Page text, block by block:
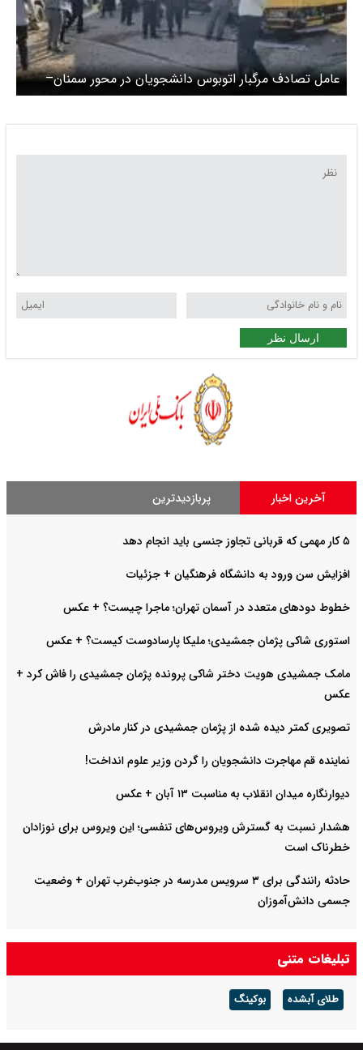
عامل تصادف مرگبار اتوبوس دانشجویان در محور سمنان–
سرخه مشخص شد
ارسال نظر
آخرین اخبار پربازدیدترین
۵ کار مهمی که قربانی تجاوز جنسی باید انجام دهد
افزایش سن ورود به دانشگاه فرهنگیان + جزئیات
خطوط دودهای متعدد در آسمان تهران؛ ماجرا چیست؟ + عکس
استوری شاکی پژمان جمشیدی؛ ملیکا پارسادوست کیست؟ + عکس
مامک جمشیدی هویت دختر شاکی پرونده پژمان جمشیدی را فاش کرد +
عکس
تصویری کمتر دیده شده از پژمان جمشیدی در کنار مادرش
نماینده قم مهاجرت دانشجویان را گردن وزیر علوم انداخت!
دیوارنگاره میدان انقلاب به مناسبت ۱۳ آبان + عکس
هشدار نسبت به گسترش ویروس‌های تنفسی؛ این ویروس برای نوزادان
خطرناک است
حادثه رانندگی برای ۳ سرویس مدرسه در جنوب‌غرب تهران + وضعیت
جسمی دانش‌آموزان
تبلیغات متنی
طلای آبشده بوکینگ